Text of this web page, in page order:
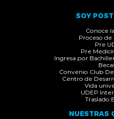
SOY
Conoce
Proceso de
Pre
Pre
Ingresa por
Convenio Club De
Centro de
Vida
UDEP
Traslado
NUESTRAS